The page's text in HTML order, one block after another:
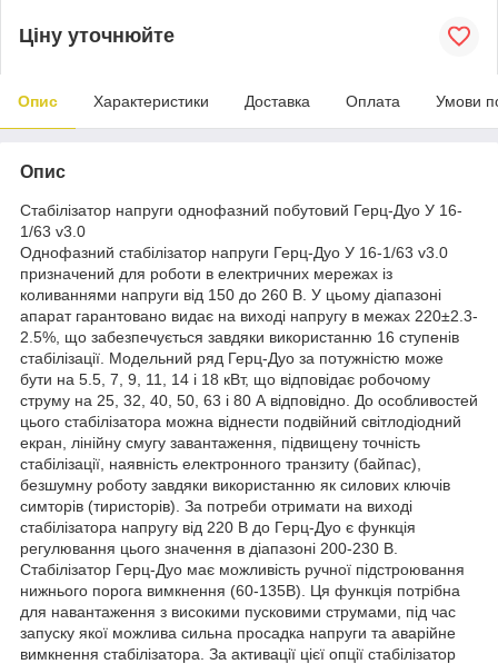
Ціну уточнюйте
Опис Характеристики Доставка Оплата Умови
Опис
Стабілізатор напруги однофазний побутовий Герц-Дуо У 16-
1/63 v3.0
Однофазний стабілізатор напруги Герц-Дуо У 16-1/63 v3.0
призначений для роботи в електричних мережах із
коливаннями напруги від 150 до 260 В. У цьому діапазоні
апарат гарантовано видає на виході напругу в межах 220±2.3-
2.5%, що забезпечується завдяки використанню 16 ступенів
стабілізації. Модельний ряд Герц-Дуо за потужністю може
бути на 5.5, 7, 9, 11, 14 і 18 кВт, що відповідає робочому
струму на 25, 32, 40, 50, 63 і 80 А відповідно. До особливостей
цього стабілізатора можна віднести подвійний світлодіодний
екран, лінійну смугу завантаження, підвищену точність
стабілізації, наявність електронного транзиту (байпас),
безшумну роботу завдяки використанню як силових ключів
симторів (тиристорів). За потреби отримати на виході
стабілізатора напругу від 220 В до Герц-Дуо є функція
регулювання цього значення в діапазоні 200-230 В.
Стабілізатор Герц-Дуо має можливість ручної підстроювання
нижнього порога вимкнення (60-135В). Ця функція потрібна
для навантаження з високими пусковими струмами, під час
запуску якої можлива сильна просадка напруги та аварійне
вимкнення стабілізатора. За активації цієї опції стабілізатор